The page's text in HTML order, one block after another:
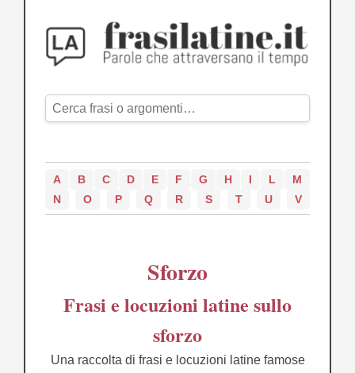
A B C D E F G H I L
M
N
O P Q R S T U V
Sforzo
Frasi e locuzioni latine sullo
sforzo
Una raccolta di frasi e locuzioni latine famose